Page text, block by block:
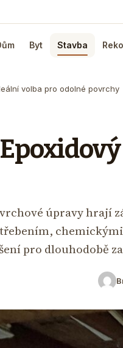
Byt Stavba
volba pro odolné povrchy
úpravy hrají
pro dlouhodobě